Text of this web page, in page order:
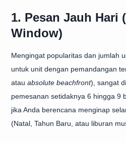
1. Pesan Jauh Hari
Window)
Mengingat popularitas dan jumlah
untuk unit dengan pemandangan
atau absolute beachfront), sangat
pemesanan setidaknya 6 hingga 9
jika Anda berencana menginap
(Natal, Tahun Baru, atau liburan